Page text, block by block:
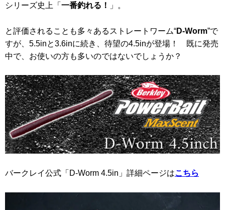
シリーズ史上「 一番釣れる！ 」。
と評価されることも多々あるストレートワーム“D-Worm”で
すが、5.5inと3.6inに続き、待望の4.5inが登場！ 既に発売
中で、お使いの方も多いのではないでしょうか？
バークレイ公式「D-Worm 4.5in」詳細ページはこちら